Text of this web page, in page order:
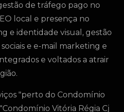
de tráfego pago no
local e presença no
e identidade visual, gestão
e e-mail marketing e
e voltados a atrair
"perto do Condomínio
Vitória Régia Cj